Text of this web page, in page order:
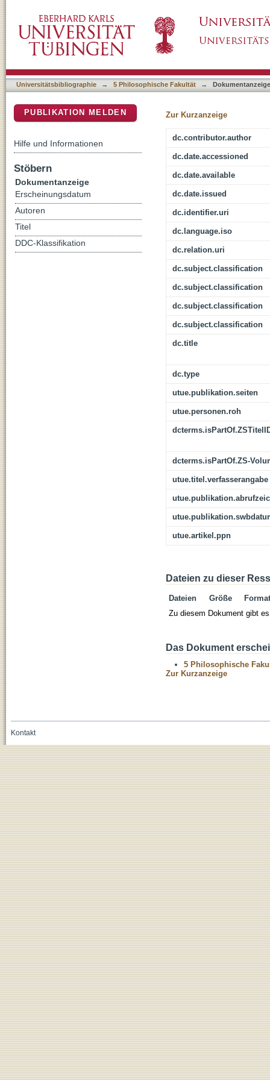
Universitätsbibliographie → 5 Philosophische Fakultät → Dokumentanzeige
Zur Kurzanzeige
dc.contributor.author
dc.date.accessioned
dc.date.available
dc.date.issued
dc.identifier.uri
dc.language.iso
dc.relation.uri
dc.subject.classification
dc.subject.classification
dc.subject.classification
dc.subject.classification
dc.title
dc.type
utue.publikation.seiten
utue.personen.roh
dcterms.isPartOf.ZS-
utue.titel.verfasserangabe
utue.artikel.ppn
Dateien zu dieser
Dateien Größe
Format
Zu diesem Dokument gibt
Das Dokument
5 Philosophische
Zur Kurzanzeige
PUBLIKATION MELDEN
Hilfe und Informationen
Stöbern
Dokumentanzeige
Erscheinungsdatum
Autoren
Titel
DDC-Klassifikation
Kontakt